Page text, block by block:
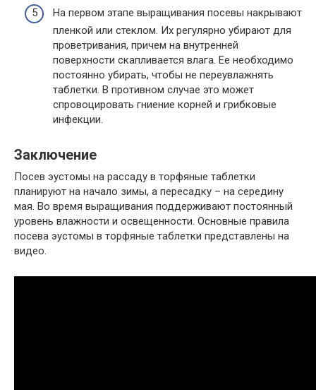
На первом этапе выращивания посевы накрывают
пленкой или стеклом. Их регулярно убирают для
проветривания, причем на внутренней
поверхности скапливается влага. Ее необходимо
постоянно убирать, чтобы не переувлажнять
таблетки. В противном случае это может
спровоцировать гниение корней и грибковые
инфекции.
Заключение
Посев эустомы на рассаду в торфяные таблетки
планируют на начало зимы, а пересадку – на середину
мая. Во время выращивания поддерживают постоянный
уровень влажности и освещенности. Основные правила
посева эустомы в торфяные таблетки представлены на
видео.